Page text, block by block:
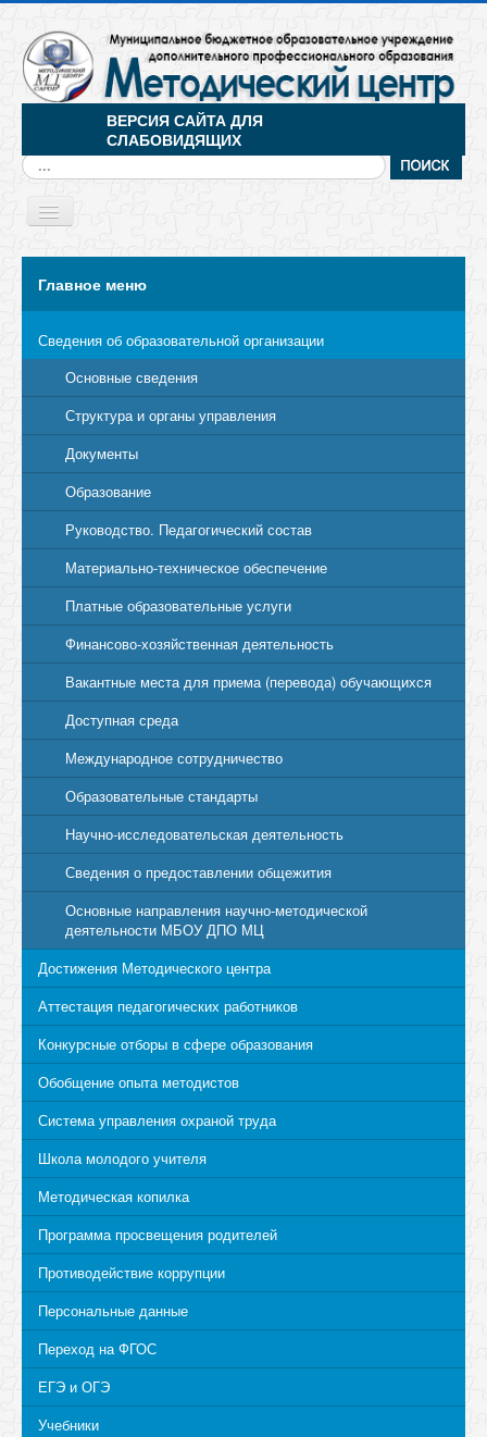
ВЕРСИЯ САЙТА ДЛЯ
СЛАБОВИДЯЩИХ
Искать...
Toggle
Главное меню
Сведения об образовательной организации
Основные сведения
Структура и органы управления
Документы
Образование
Руководство. Педагогический состав
Материально-техническое обеспечение
Платные образовательные услуги
Финансово-хозяйственная деятельность
Вакантные места для приема (перевода) обучающихся
Доступная среда
Международное сотрудничество
Образовательные стандарты
Научно-исследовательская деятельность
Сведения о предоставлении общежития
Основные направления научно-методической
деятельности МБОУ ДПО МЦ
Достижения Методического центра
Аттестация педагогических работников
Конкурсные отборы в сфере образования
Обобщение опыта методистов
Система управления охраной труда
Школа молодого учителя
Методическая копилка
Программа просвещения родителей
Противодействие коррупции
Персональные данные
Переход на ФГОС
ЕГЭ и ОГЭ
Учебники